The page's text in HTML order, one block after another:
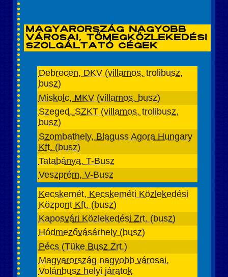
Magyarország nagyobb
városai, tömegközlekedési
szolgáltató cégek
Debrecen, DKV (villamos, trolibusz,
busz)
Miskolc, MKV (villamos, busz)
Szeged, SZKT (villamos, trolibusz,
busz)
Szombathely, Blaguss Agora Hungary
Kft. (busz)
Tatabánya, T-Busz
Veszprém, V-Busz
Kecskemét, Kecskeméti Közlekedési
Központ Kft. (busz)
Kaposvári Közlekedési Zrt. (busz)
Hódmezővásárhely (busz)
Pécs (Tüke Busz Zrt.)
Magyarország nagyobb városai,
Volánbusz helyi járatok